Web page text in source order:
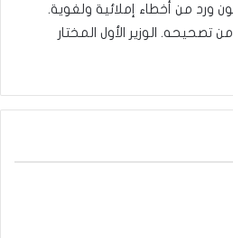
ورد من أخطاء إملائية ولغوية.
الوزير الأول المختار